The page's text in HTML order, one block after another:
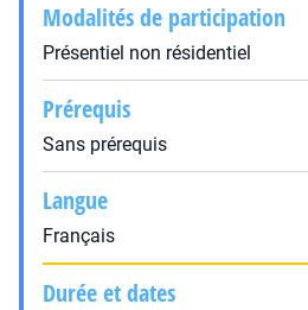
Modalités de participation
Présentiel non résidentiel
Prérequis
Sans prérequis
Langue
Français
Durée et dates